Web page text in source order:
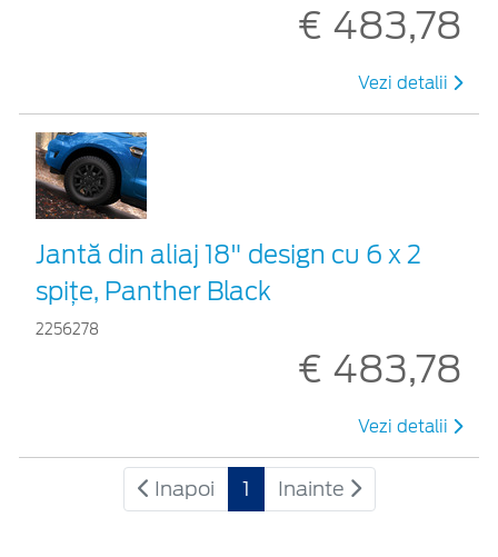
€ 483,78
Vezi detalii
Jantă din aliaj 18" design cu 6 x 2
spițe, Panther Black
2256278
€ 483,78
Vezi detalii
Inapoi 1 Inainte